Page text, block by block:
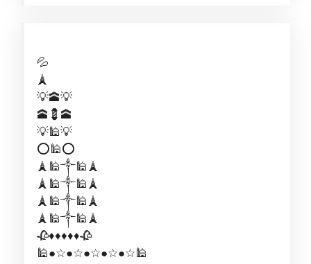
💦
🗼
💡🕋💡
🕋💈🕋
💡🕌💡
⭕🕌⭕
🗼🕌༒🕌🗼
🗼🕌༒🕌🗼
🗼🕌༒🕌🗼
🗼🕌༒🕌🗼
🥀♦️♦️♦️♦️♦️🥀
🕌●☆●☆●☆●☆●☆🕌